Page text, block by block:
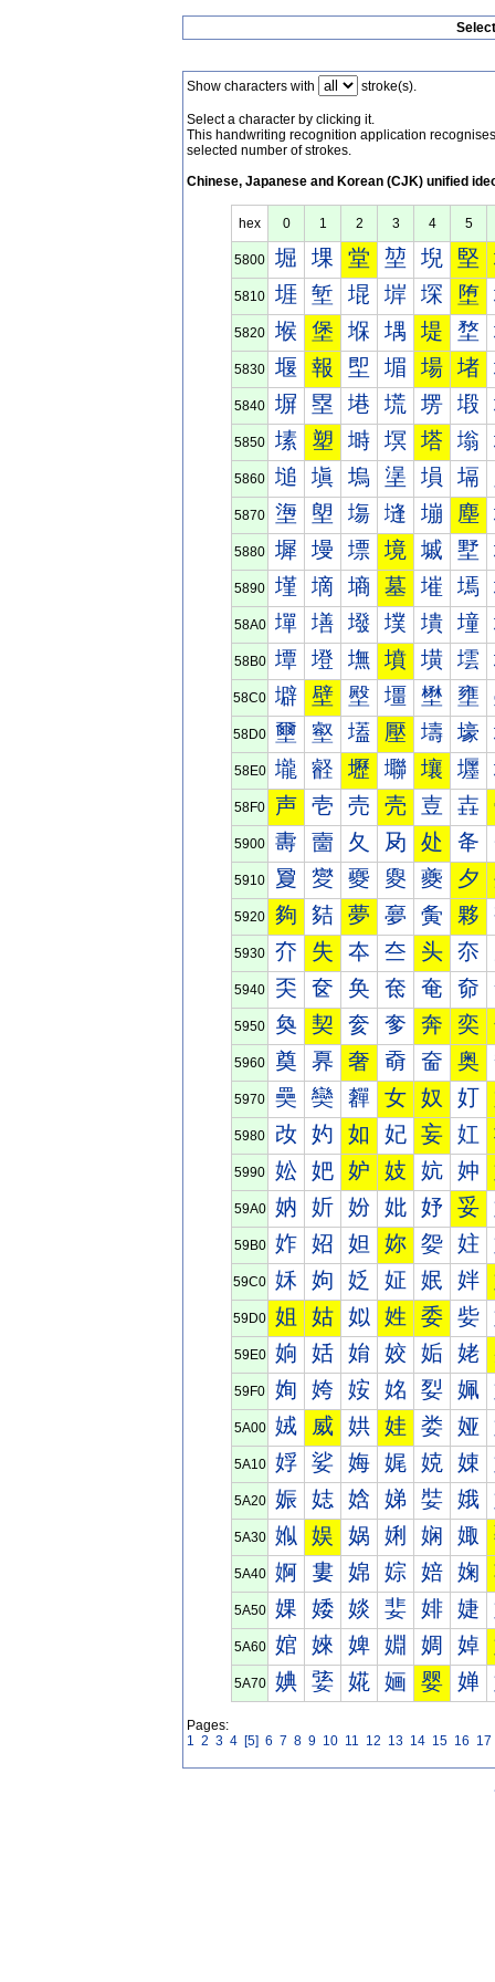
Show characters with stroke(s).
Select a character by clicking it.
This handwriting recognition application
selected number of strokes.
Chinese, Japanese and Korean (CJK) unified
hex 0 1 2 3 4 5
5800 堀 堁 堂 堃 堄 堅
5810 堐 堑 堒 堓 堔 堕
5820 堠 堡 堢 堣 堤 堥
5830 堰 報 堲 堳 場 堵
5840 塀 塁 塂 塃 塄 塅
5850 塐 塑 塒 塓 塔 塕
5860 塠 塡 塢 塣 塤 塥
5870 塰 塱 塲 塳 塴 塵
5880 墀 墁 墂 境 墄 墅
5890 墐 墑 墒 墓 墔 墕
58A0 墠 墡 墢 墣 墤 墥
58B0 墰 墱 墲 墳 墴 墵
58C0 壀 壁 壂 壃 壄 壅
58D0 壐 壑 壒 壓 壔 壕
58E0 壠 壡 壢 壣 壤 壥
58F0 声 壱 売 壳 壴 壵
5900 夀 夁 夂 夃 处 夅
5910 夐 夑 夒 夓 夔 夕
5920 夠 夡 夢 夣 夤 夥
5930 夰 失 夲 夳 头 夵
5940 奀 奁 奂 奃 奄 奅
5950 奐 契 奒 奓 奔 奕
5960 奠 奡 奢 奣 奤 奥
5970 奰 奱 奲 女 奴 奵
5980 妀 妁 如 妃 妄 妅
5990 妐 妑 妒 妓 妔 妕
59A0 妠 妡 妢 妣 妤 妥
59B0 妰 妱 妲 妳 妴 妵
59C0 姀 姁 姂 姃 姄 姅
59D0 姐 姑 姒 姓 委 姕
59E0 姠 姡 姢 姣 姤 姥
59F0 姰 姱 姲 姳 姴 姵
5A00 娀 威 娂 娃 娄 娅
5A10 娐 娑 娒 娓 娔 娕
5A20 娠 娡 娢 娣 娤 娥
5A30 娰 娱 娲 娳 娴 娵
5A40 婀 婁 婂 婃 婄 婅
5A50 婐 婑 婒 婓 婔 婕
5A60 婠 婡 婢 婣 婤 婥
5A70 婰 婱 婲 婳 婴 婵
Pages:
1 2 3 4 [5] 6 7 8 9 10 11 12 13 14 15 16 17